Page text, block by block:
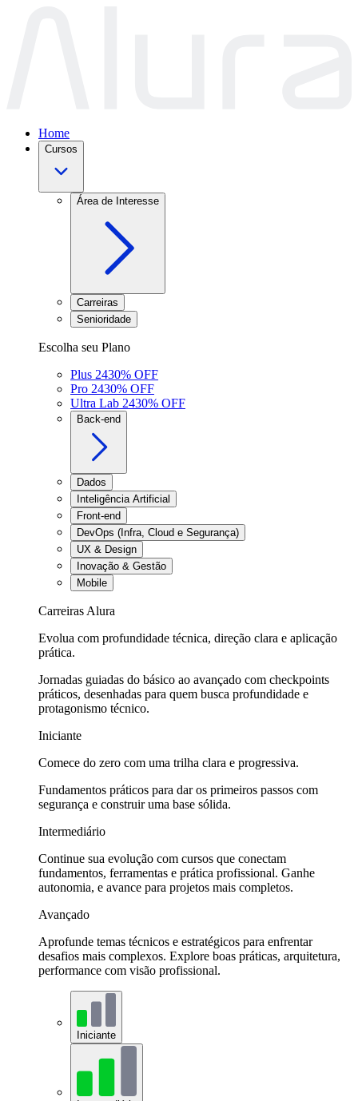
Home
Cursos
Área de Interesse
Carreiras
Senioridade
Escolha seu Plano
Plus 2430% OFF
Pro 2430% OFF
Ultra Lab 2430% OFF
Back-end
Dados
Inteligência Artificial
Front-end
DevOps (Infra, Cloud e Segurança)
UX & Design
Inovação & Gestão
Mobile
Carreiras Alura
Evolua com profundidade técnica, direção clara e aplicação
prática.
Jornadas guiadas do básico ao avançado com checkpoints
práticos, desenhadas para quem busca profundidade e
protagonismo técnico.
Iniciante
Comece do zero com uma trilha clara e progressiva.
Fundamentos práticos para dar os primeiros passos com
segurança e construir uma base sólida.
Intermediário
Continue sua evolução com cursos que conectam
fundamentos, ferramentas e prática profissional. Ganhe
autonomia, e avance para projetos mais completos.
Avançado
Aprofunde temas técnicos e estratégicos para enfrentar
desafios mais complexos. Explore boas práticas, arquitetura,
performance com visão profissional.
Iniciante